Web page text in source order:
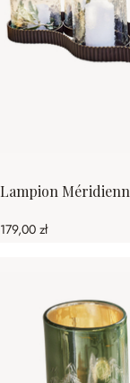
Lampion Méridienn
179,00 zł